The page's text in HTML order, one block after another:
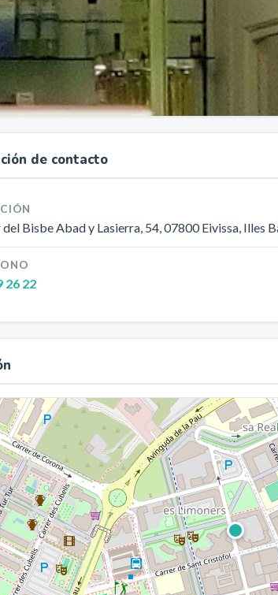
de contacto
Bisbe Abad y Lasierra, 54, 07800 Eivissa, Illes
26 22